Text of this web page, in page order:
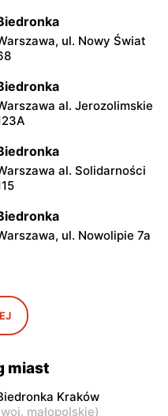
ul. Nowy Świat
al. Jerozolimskie
al. Solidarności
ul. Nowolipie 7a
al. Solidarności
88
ul. Juliana
Niemcewicza 8
miast
Kraków
woj. małopolskie)